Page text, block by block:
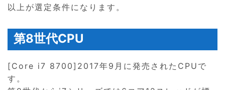
以上が選定条件になります。
第8世代CPU
[Core i7 8700]2017年9月に発売されたCPUで
す。